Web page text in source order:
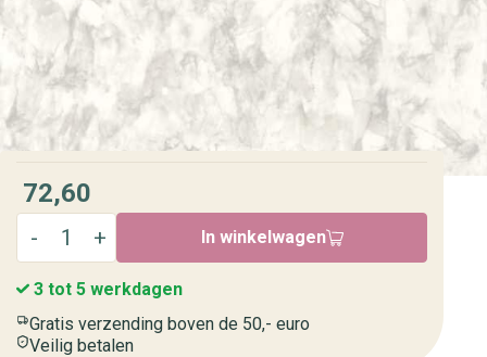
72,60
In winkelwagen
3 tot 5 werkdagen
Gratis verzending boven de 50,- euro
Veilig betalen